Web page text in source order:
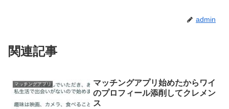
admin
関連記事
マッチングアプリ
マッチングアプリ始めたからワイ
のプロフィール添削してクレメン
ス